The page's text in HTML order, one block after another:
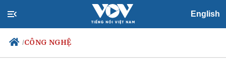
English
/CÔNG NGHỆ